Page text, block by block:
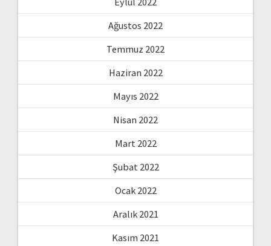
Ağustos 2022
Temmuz 2022
Haziran 2022
Mayıs 2022
Nisan 2022
Mart 2022
Şubat 2022
Ocak 2022
Aralık 2021
Kasım 2021